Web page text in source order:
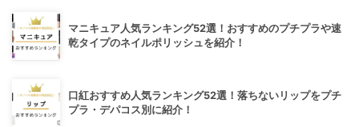
マニキュア人気ランキング52選！おすすめのプチプラや速
乾タイプのネイルポリッシュを紹介！
口紅おすすめ人気ランキング52選！落ちないリップをプチ
プラ・デパコス別に紹介！